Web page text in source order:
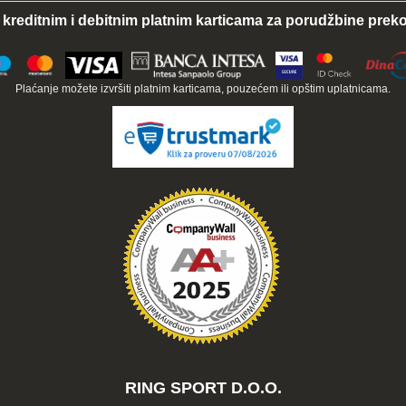
kreditnim i debitnim platnim karticama za porudžbine
Plaćanje možete izvršiti platnim karticama, pouzećem ili opštim uplatnicama.
RING SPORT D.O.O.